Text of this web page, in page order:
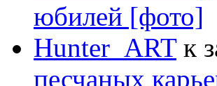
юбилей [фото]
Hunter_ARTк
песчаных